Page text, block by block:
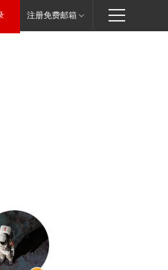
注册免费邮箱